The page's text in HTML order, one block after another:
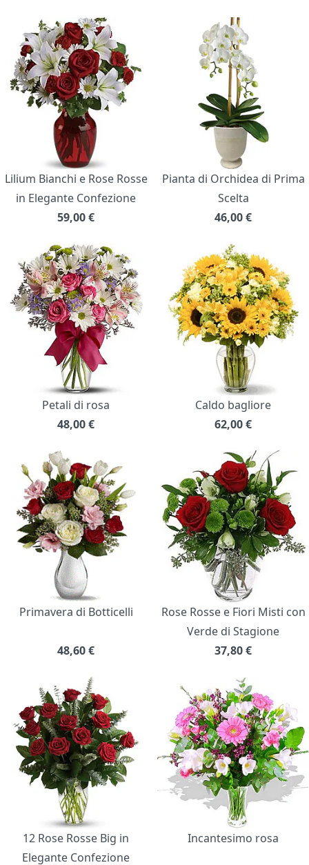
Lilium Bianchi e Rose Rosse
in Elegante Confezione
59,00€
Pianta di Orchidea di Prima
Scelta
46,00€
Petali di rosa
48,00€
Caldo bagliore
62,00€
Primavera di Botticelli
48,60€
Rose Rosse e Fiori Misti con
Verde di Stagione
37,80€
12 Rose Rosse Big in
Elegante Confezione
Incantesimo rosa